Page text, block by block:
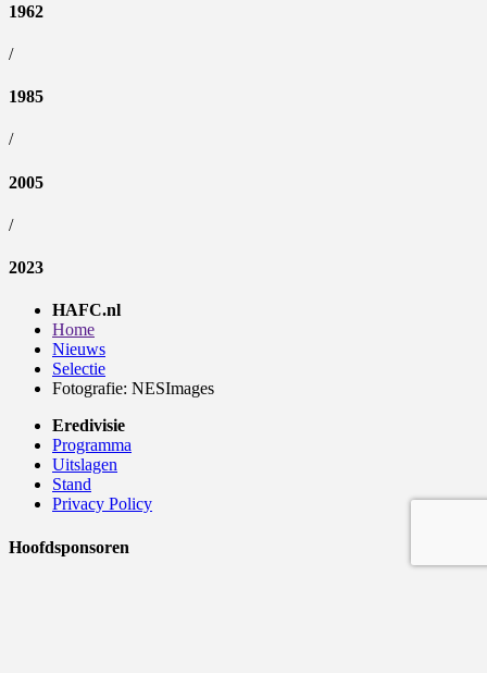
1962
/
1985
/
2005
/
2023
HAFC.nl
Home
Nieuws
Selectie
Fotografie: NESImages
Eredivisie
Programma
Uitslagen
Stand
Privacy Policy
Hoofdsponsoren